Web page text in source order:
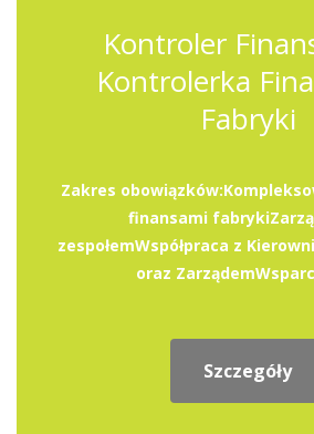
Kontroler
Kontrolerka
Fabryki
Zakres
finansami
zespołemWspółpraca z
oraz
Szczegóły